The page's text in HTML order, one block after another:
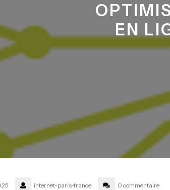
EN
internet-paris-france 0 commentaire